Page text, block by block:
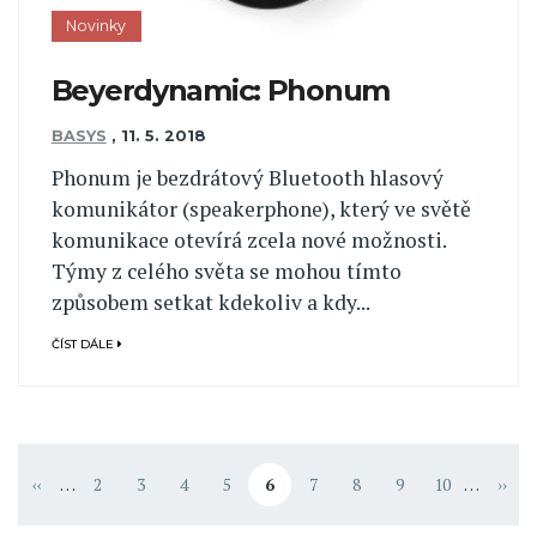
Novinky
Beyerdynamic: Phonum
BASYS , 11. 5. 2018
Phonum je bezdrátový Bluetooth hlasový
komunikátor (speakerphone), který ve světě
komunikace otevírá zcela nové možnosti.
Týmy z celého světa se mohou tímto
způsobem setkat kdekoliv a kdy...
ČÍST DÁLE
Předchozí stránka
‹‹ … Stránka
2 Stránka
3 Stránka
4 Stránka
5 Aktuální stránka
6 Stránka
7 Stránka
8 Stránka
9 Stránka
10 … ››